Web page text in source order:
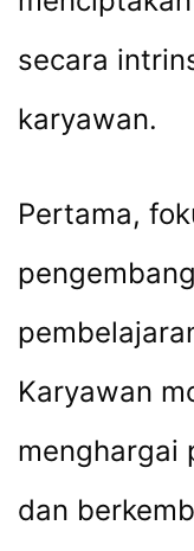
secara
karyawan.
Pertama,
Karyawan
menghargai
dan